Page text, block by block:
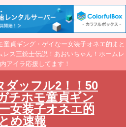
童貞ギング・ゲイなー女装子オネエ的まと
ス三銃士伝説！あおいちゃん！ホームレ
アイラ応援してます！
ダッフル2！！50
チホモ童貞ギン
女装子オネエ的
め速報